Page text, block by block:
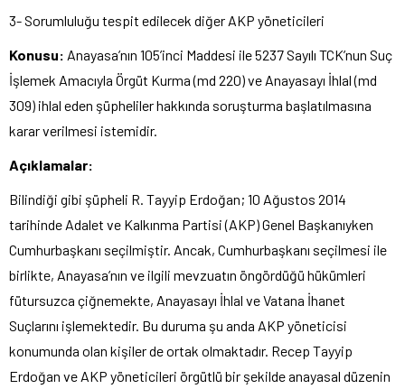
3- Sorumluluğu tespit edilecek diğer AKP yöneticileri
Konusu: Anayasa’nın 105’inci Maddesi ile 5237 Sayılı TCK’nun Suç
İşlemek Amacıyla Örgüt Kurma (md 220) ve Anayasayı İhlal (md
309) ihlal eden şüpheliler hakkında soruşturma başlatılmasına
karar verilmesi istemidir.
Açıklamalar:
Bilindiği gibi şüpheli R. Tayyip Erdoğan; 10 Ağustos 2014
tarihinde Adalet ve Kalkınma Partisi (AKP) Genel Başkanıyken
Cumhurbaşkanı seçilmiştir. Ancak, Cumhurbaşkanı seçilmesi ile
birlikte, Anayasa’nın ve ilgili mevzuatın öngördüğü hükümleri
fütursuzca çiğnemekte, Anayasayı İhlal ve Vatana İhanet
Suçlarını işlemektedir. Bu duruma şu anda AKP yöneticisi
konumunda olan kişiler de ortak olmaktadır. Recep Tayyip
Erdoğan ve AKP yöneticileri örgütlü bir şekilde anayasal düzenin